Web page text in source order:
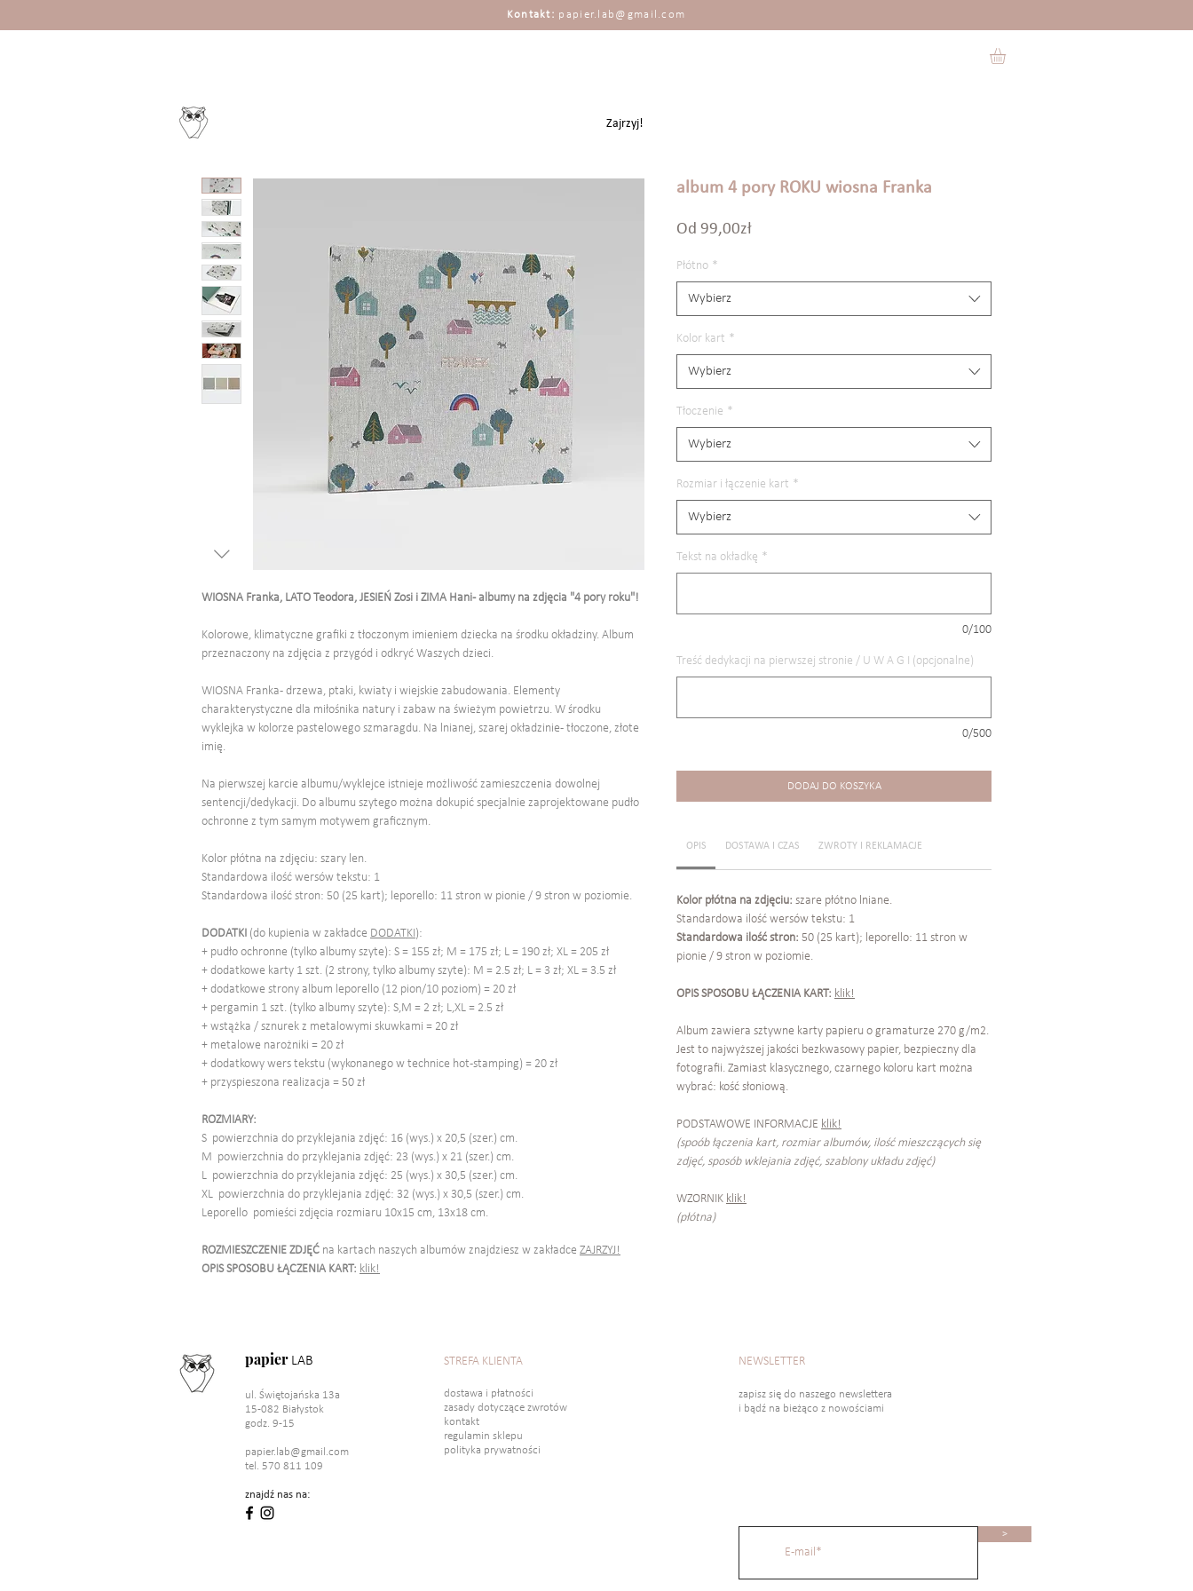
Kontakt: papier.lab@gmail.com
Zajrzyj!
WIOSNA Franka, LATO Teodora, JESIEŃ Zosi i ZIMA Hani - albumy na zdjęcia "4 pory roku"!
Kolorowe, klimatyczne grafiki z tłoczonym imieniem dziecka na środku okładziny. Album
przeznaczony na zdjęcia z przygód i odkryć Waszych dzieci.
WIOSNA Franka - drzewa, ptaki, kwiaty i wiejskie zabudowania. Elementy
charakterystyczne dla miłośnika natury i zabaw na świeżym powietrzu. W środku
wyklejka w kolorze pastelowego szmaragdu. Na lnianej, szarej okładzinie - tłoczone, złote
imię.
Na pierwszej karcie albumu/wyklejce istnieje możliwość zamieszczenia dowolnej
sentencji/dedykacji. Do albumu szytego można dokupić specjalnie zaprojektowane pudło
ochronne z tym samym motywem graficznym.
Kolor płótna na zdjęciu: szary len.
Standardowa ilość wersów tekstu: 1
Standardowa ilość stron: 50 (25 kart); leporello: 11 stron w pionie / 9 stron w poziomie.
DODATKI (do kupienia w zakładce DODATKI ):
+ pudło ochronne (tylko albumy szyte): S = 155 zł; M = 175 zł; L = 190 zł; XL = 205 zł
+ dodatkowe karty 1 szt. (2 strony, tylko albumy szyte): M = 2.5 zł; L = 3 zł; XL = 3.5 zł
+ dodatkowe strony album leporello (12 pion/10 poziom) = 20 zł
+ pergamin 1 szt. (tylko albumy szyte): S,M = 2 zł; L,XL = 2.5 zł
+ wstążka / sznurek z metalowymi skuwkami = 20 zł
+ metalowe narożniki = 20 zł
+ dodatkowy wers tekstu (wykonanego w technice hot-stamping) = 20 zł
+ przyspieszona realizacja = 50 zł
ROZMIARY:
S powierzchnia do przyklejania zdjęć: 16 (wys.) x 20,5 (szer.) cm.
M powierzchnia do przyklejania zdjęć: 23 (wys.) x 21 (szer.) cm.
L powierzchnia do przyklejania zdjęć: 25 (wys.) x 30,5 (szer.) cm.
XL powierzchnia do przyklejania zdjęć: 32 (wys.) x 30,5 (szer.) cm.
Leporello pomieści zdjęcia rozmiaru 10x15 cm, 13x18 cm.
ROZMIESZCZENIE ZDJĘĆ na kartach naszych albumów znajdziesz w zakładce ZAJRZYJ!
OPIS SPOSOBU ŁĄCZENIA KART: klik!
album 4 pory ROKU wiosna Franka
Od 99,00złCena
Płótno *
Wybierz
Kolor kart *
Wybierz
Tłoczenie *
Wybierz
Rozmiar i łączenie kart *
Wybierz
Tekst na okładkę *
0/100
Treść dedykacji na pierwszej stronie / U W A G I (opcjonalne)
0/500
DODAJ DO KOSZYKA
OPIS DOSTAWA I CZAS ZWROTY I REKLAMACJE
Kolor płótna na zdjęciu: szare płótno lniane.
Standardowa ilość wersów tekstu: 1
Standardowa ilość stron: 50 (25 kart); leporello: 11 stron w
pionie / 9 stron w poziomie.
OPIS SPOSOBU ŁĄCZENIA KART: klik!
Album zawiera sztywne karty papieru o gramaturze 270 g/m2.
Jest to najwyższej jakości bezkwasowy papier, bezpieczny dla
fotografii. Zamiast klasycznego, czarnego koloru kart można
wybrać: kość słoniową.
PODSTAWOWE INFORMACJE klik!
(spoób łączenia kart, rozmiar albumów, ilość mieszczących się
zdjęć, sposób wklejania zdjęć, szablony układu zdjęć)
WZORNIK klik!
(płótna)
papierLAB
ul. Świętojańska 13a
15-082 Białystok
godz. 9-15
papier.lab@gmail.com
tel. 570 811 109
znajdź nas na:
STREFA KLIENTA
dostawa i płatności
zasady dotyczące zwrotów
kontakt
regulamin sklepu
polityka prywatności
NEWSLETTER
zapisz się do naszego newslettera
i bądź na bieżąco z nowościami
>